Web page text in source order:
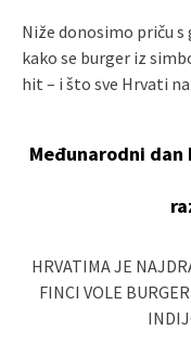
Niže donosimo priču
kako se burger iz
hit – i što sve Hrvati
Međunarodni
HRVATIMA JE
FINCI VOLE